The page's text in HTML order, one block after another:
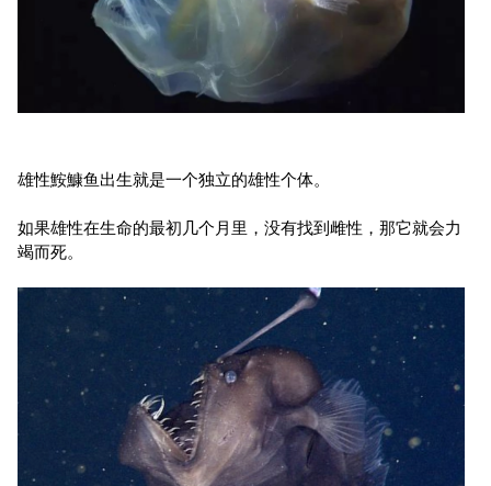
雄性鮟鱇鱼出生就是一个独立的雄性个体。
如果雄性在生命的最初几个月里，没有找到雌性，那它就会力
竭而死。